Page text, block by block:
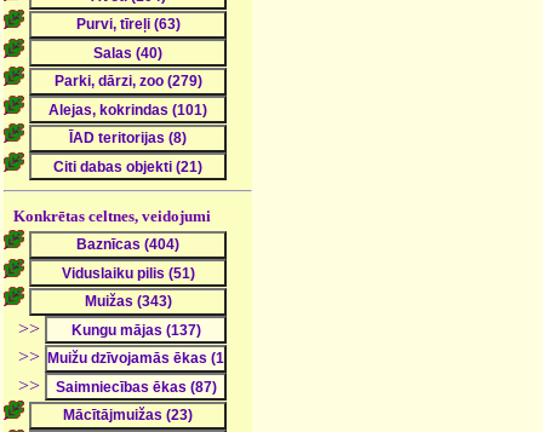
Konkrētas celtnes, veidojumi
>>
>>
>>